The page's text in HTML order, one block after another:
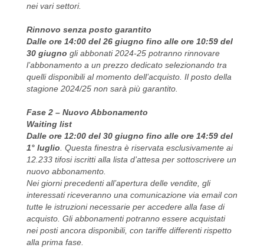
nei vari settori.
Rinnovo senza posto garantito
Dalle ore 14:00 del 26 giugno fino alle ore 10:59 del
30 giugno gli abbonati 2024-25 potranno rinnovare
l’abbonamento a un prezzo dedicato selezionando tra
quelli disponibili al momento dell’acquisto. Il posto della
stagione 2024/25 non sarà più garantito.
Fase 2 – Nuovo Abbonamento
Waiting list
Dalle ore 12:00 del 30 giugno fino alle ore 14:59 del
1° luglio. Questa finestra è riservata esclusivamente ai
12.233 tifosi iscritti alla lista d’attesa per sottoscrivere un
nuovo abbonamento.
Nei giorni precedenti all’apertura delle vendite, gli
interessati riceveranno una comunicazione via email con
tutte le istruzioni necessarie per accedere alla fase di
acquisto. Gli abbonamenti potranno essere acquistati
nei posti ancora disponibili, con tariffe differenti rispetto
alla prima fase.